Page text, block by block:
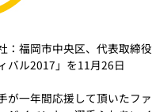
：福岡市中央区、代表取締役
バル2017」を11月26日
が一年間応援して頂いたファ